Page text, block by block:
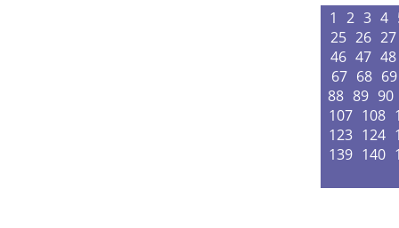
вены
1 2 3 4
25 26 27
46 47 48
67 68 69
88 89 90
107 108
123 124
139 140